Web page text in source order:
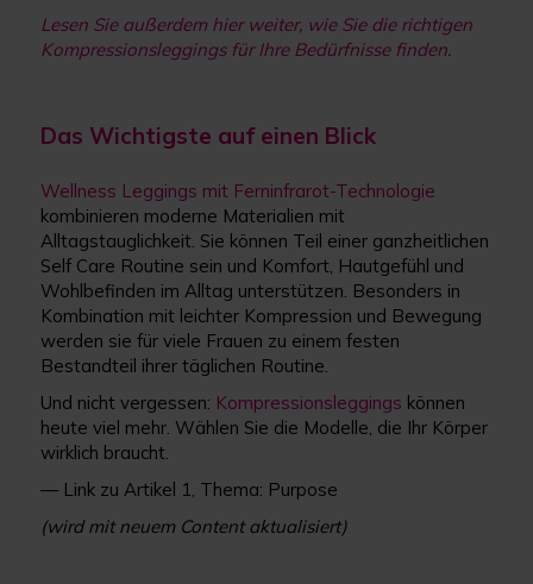
Lesen Sie außerdem hier weiter, wie Sie die richtigen
Kompressionsleggings für Ihre Bedürfnisse finden.
Das Wichtigste auf einen Blick
Wellness Leggings mit Ferninfrarot-Technologie
kombinieren moderne Materialien mit
Alltagstauglichkeit. Sie können Teil einer ganzheitlichen
Self Care Routine sein und Komfort, Hautgefühl und
Wohlbefinden im Alltag unterstützen. Besonders in
Kombination mit leichter Kompression und Bewegung
werden sie für viele Frauen zu einem festen
Bestandteil ihrer täglichen Routine.
Und nicht vergessen: Kompressionsleggings können
heute viel mehr. Wählen Sie die Modelle, die Ihr Körper
wirklich braucht.
— Link zu Artikel 1, Thema: Purpose
(wird mit neuem Content aktualisiert)